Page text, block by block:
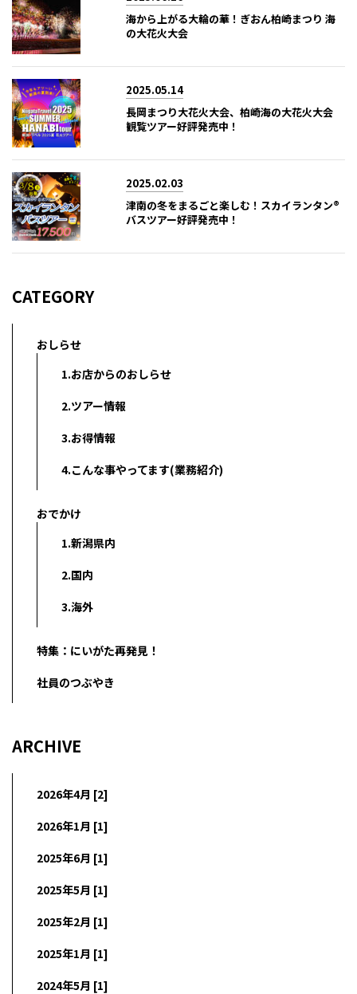
海から上がる大輪の華！ぎおん柏崎まつり 海
の大花火大会
2025.05.14
長岡まつり大花火大会、柏崎海の大花火大会
観覧ツアー好評発売中！
2025.02.03
津南の冬をまるごと楽しむ！スカイランタン®
バスツアー好評発売中！
CATEGORY
おしらせ
1.お店からのおしらせ
2.ツアー情報
3.お得情報
4.こんな事やってます(業務紹介)
おでかけ
1.新潟県内
2.国内
3.海外
特集：にいがた再発見！
社員のつぶやき
ARCHIVE
2026年4月 [2]
2026年1月 [1]
2025年6月 [1]
2025年5月 [1]
2025年2月 [1]
2025年1月 [1]
2024年5月 [1]